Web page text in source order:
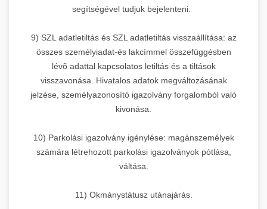
segítségével tudjuk bejelenteni.
9) SZL adatletiltás és SZL adatletiltás visszaállítása: az
összes személyiadat-és lakcímmel összefüggésben
lévõ adattal kapcsolatos letiltás és a tiltások
visszavonása. Hivatalos adatok megváltozásának
jelzése, személyazonosító igazolvány forgalomból való
kivonása.
10) Parkolási igazolvány igénylése: magánszemélyek
számára létrehozott parkolási igazolványok pótlása,
váltása.
11) Okmánystátusz utánajárás.